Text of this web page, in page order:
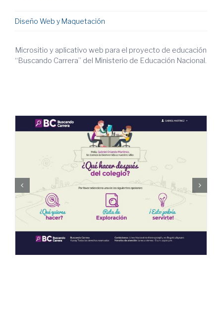
Diseño Web y Maquetación
Micrositio y aplicativo web para el proyecto de educación
“Buscando Carrera” del Ministerio de Educación Nacional.